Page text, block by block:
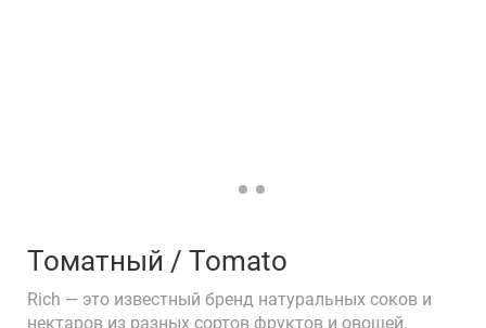
Томатный / Tomato
Rich — это известный бренд натуральных соков и
нектаров из разных сортов фруктов и овощей.